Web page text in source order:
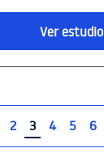
Ver estudio
2 3 4 5 6